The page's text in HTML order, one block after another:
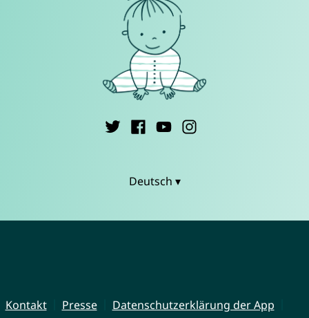
Deutsch ▾
Kontakt Presse
Datenschutzerklärung der App